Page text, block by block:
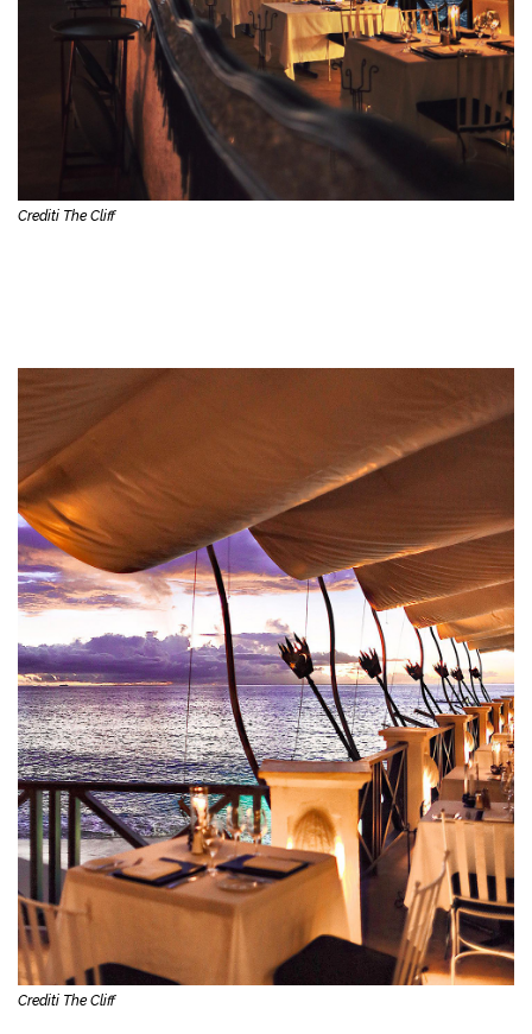
Crediti The Cliff
Crediti The Cliff